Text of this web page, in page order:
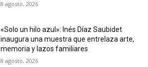
8 agosto, 2026
«Solo un hilo azul»: Inés Díaz Saubidet
inaugura una muestra que entrelaza arte,
memoria y lazos familiares
8 agosto, 2026